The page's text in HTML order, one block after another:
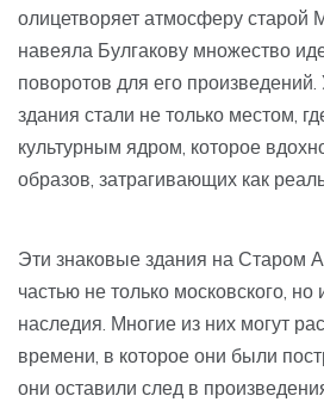
олицетворяет атмосферу старой
навеяла Булгакову множество
поворотов для его
здания стали не только местом,
культурным ядром, которое
образов, затрагивающих как
Эти знаковые здания на Старом
частью не только московского, но
наследия. Многие из них могут
времени, в которое они были
они оставили след в